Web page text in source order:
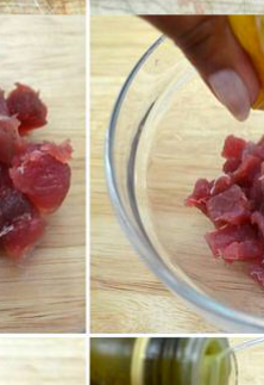
il succo di limone,